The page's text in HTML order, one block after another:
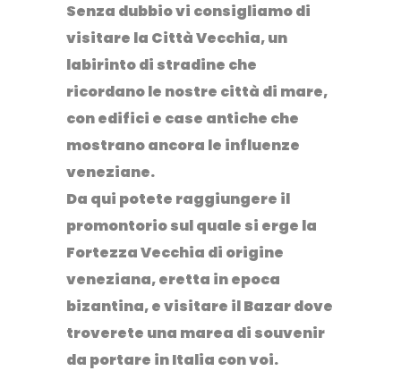
Senza dubbio vi consigliamo di
visitare la Città Vecchia, un
labirinto di stradine che
ricordano le nostre città di mare,
con edifici e case antiche che
mostrano ancora le influenze
veneziane.
Da qui potete raggiungere il
promontorio sul quale si erge la
Fortezza Vecchia di origine
veneziana, eretta in epoca
bizantina, e visitare il Bazardove
troverete una marea di souvenir
da portare in Italia con voi.